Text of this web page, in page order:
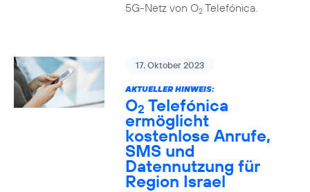
5G-Netz von O2Telefónica.
17. Oktober 2023
AKTUELLER HINWEIS:
O2 Telefónica
ermöglicht
kostenlose Anrufe,
SMS und
Datennutzung für
Region Israel